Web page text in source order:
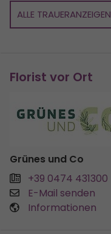
ALLE TRAUERANZEIGEN
Florist vor Ort
Grünes und Co
+39 0474 431300
E-Mail senden
Informationen